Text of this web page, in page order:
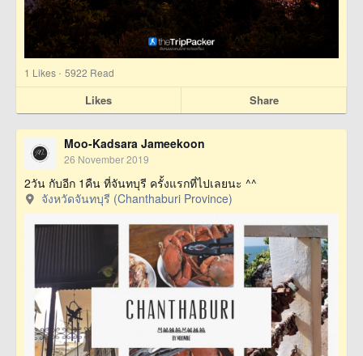
1 Likes · 5922 Read
Likes Share
Moo-Kadsara Jameekoon
26 November 2019
2วัน กับอีก 1คืน ที่จันทบุรี ครั้งแรกที่ไปเลยนะ ^^
จังหวัดจันทบุรี (Chanthaburi Province)